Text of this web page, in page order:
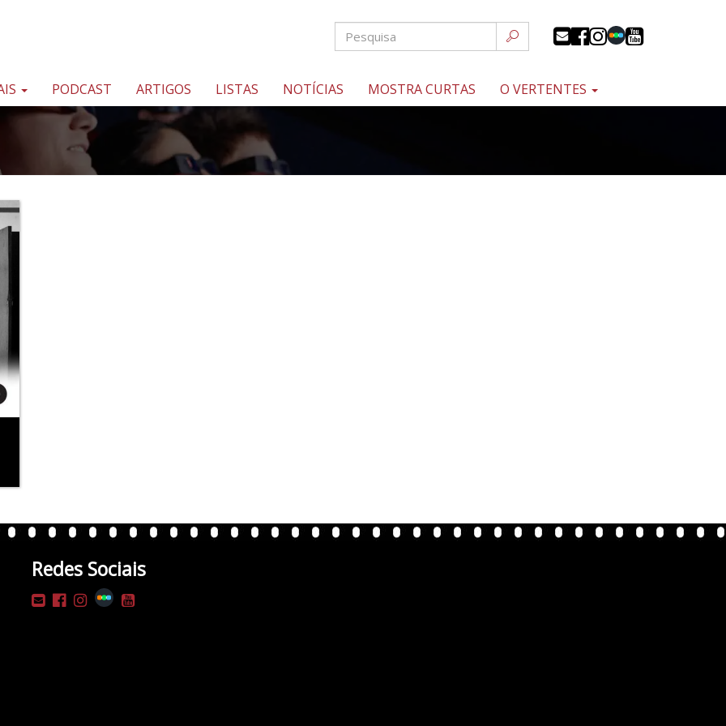
PODCAST ARTIGOS LISTAS NOTÍCIAS MOSTRA CURTAS O VERTENTES
Redes Sociais